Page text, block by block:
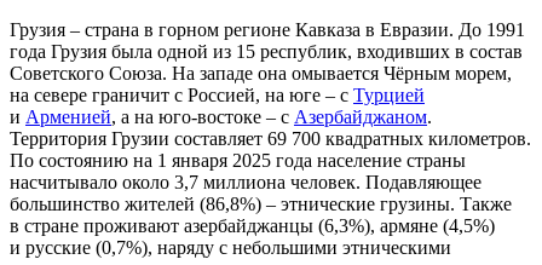
Грузия – страна в горном регионе Кавказа в Евразии. До 1991
года Грузия была одной из 15 республик, входивших в состав
Советского Союза. На западе она омывается Чёрным морем,
на севере граничит с Россией, на юге – с Турцией
и Арменией, а на юго-востоке – с Азербайджаном.
Территория Грузии составляет 69 700 квадратных километров.
По состоянию на 1 января 2025 года население страны
насчитывало около 3,7 миллиона человек. Подавляющее
большинство жителей (86,8%) – этнические грузины. Также
в стране проживают азербайджанцы (6,3%), армяне (4,5%)
и русские (0,7%), наряду с небольшими этническими